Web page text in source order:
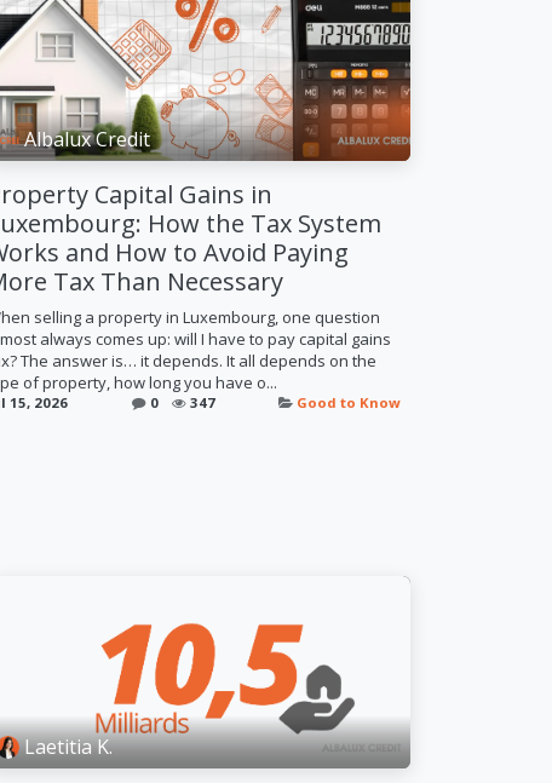
Albalux Credit
Capital Gains in
How the Tax System
and How to Avoid Paying
Tax Than Necessary
selling a property in Luxembourg, one question
always comes up: will I have to pay capital gains
The answer is… it depends. It all depends on the
of property, how long you have o...
15, 2026 0 347 Good to Know
Laetitia K.